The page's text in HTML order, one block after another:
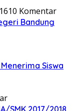
10 Komentar
Bandung
Siswa